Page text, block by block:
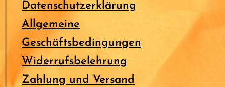
Datenschutzerklärung
Allgemeine
Geschäftsbedingungen
Widerrufsbelehrung
Zahlung und Versand